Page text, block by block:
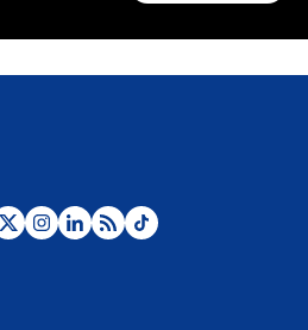
¿La posesión de Abelardo De la